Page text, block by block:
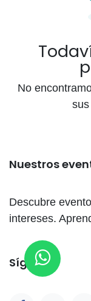
No
Nuestros
Descubre
intereses.
Síganos